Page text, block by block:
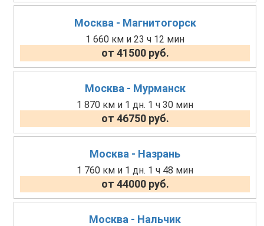
Москва - Магнитогорск
1 660 км и 23 ч 12 мин
от 41500 руб.
Москва - Мурманск
1 870 км и 1 дн. 1 ч 30 мин
от 46750 руб.
Москва - Назрань
1 760 км и 1 дн. 1 ч 48 мин
от 44000 руб.
Москва - Нальчик